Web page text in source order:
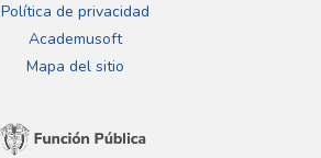
Política de privacidad
Academusoft
Mapa del sitio